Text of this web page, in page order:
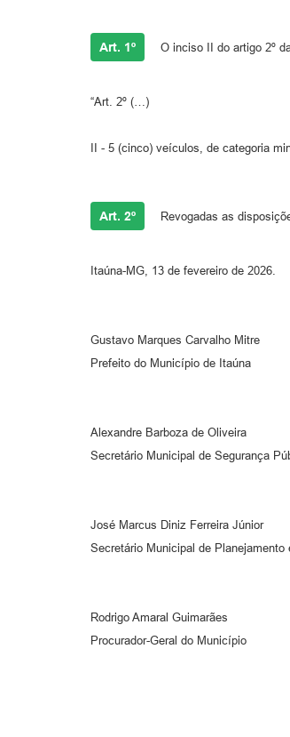
Art. 1º O inciso II do artigo 2º
“Art. 2º (…)
II - 5 (cinco) veículos, de categoria
Art. 2º Revogadas as
Itaúna-MG, 13 de fevereiro de 2026.
Gustavo Marques Carvalho Mitre
Prefeito do Município de Itaúna
Alexandre Barboza de Oliveira
Secretário Municipal de Segurança
José Marcus Diniz Ferreira Júnior
Secretário Municipal de Planejamento
Rodrigo Amaral Guimarães
Procurador-Geral do Município